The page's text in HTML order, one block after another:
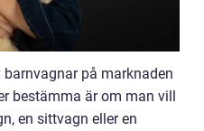
på marknaden
bestämma är om man vill
en sittvagn eller en